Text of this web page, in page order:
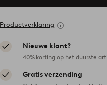
Productverklaring
Nieuwe klant?
40% korting op het duurste
Gratis verzending